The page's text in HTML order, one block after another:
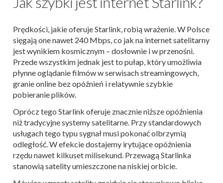
Prędkości, jakie oferuje Starlink, robią wrażenie. W Polsce
sięgają one nawet 240 Mbps, co jak na internet satelitarny
jest wynikiem kosmicznym – dosłownie i w przenośni​.
Przede wszystkim jednak jest to pułap, który umożliwia
płynne oglądanie filmów w serwisach streamingowych,
granie online bez opóźnień i relatywnie szybkie
pobieranie plików.
Oprócz tego Starlink oferuje znacznie niższe opóźnienia
niż tradycyjne systemy satelitarne. Przy standardowych
usługach tego typu sygnał musi pokonać olbrzymią
odległość. W efekcie dostajemy irytujące opóźnienia
rzędu nawet kilkuset milisekund. Przewagą Starlinka
stanowią satelity umieszczone na niskiej orbicie.